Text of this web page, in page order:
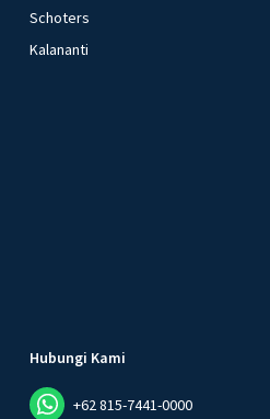
Schoters
Kalananti
Hubungi Kami
+62 815-7441-0000